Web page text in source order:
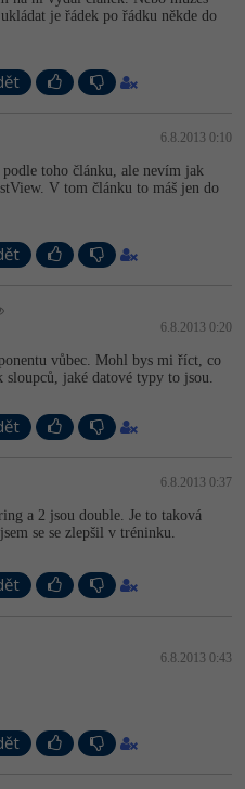
-10%
je řádek po řádku někde do
6.8.2013 0:10
toho článku, ale nevím jak
V tom článku to máš jen do
6.8.2013 0:20
vůbec. Mohl bys mi říct, co
sloupců, jaké datové typy to jsou.
6.8.2013 0:37
a 2 jsou double. Je to taková
se se zlepšil v tréninku.
6.8.2013 0:43